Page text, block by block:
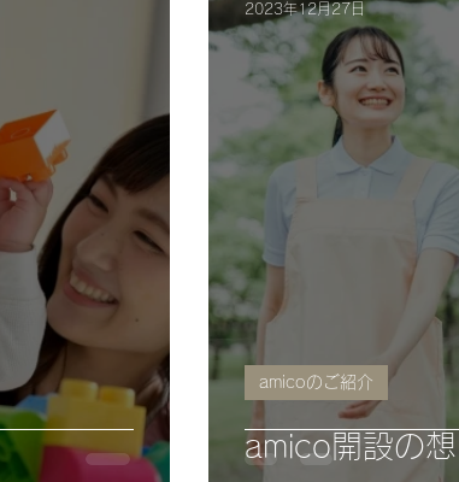
amico開設の
amicoのご紹介
2023年12月27日